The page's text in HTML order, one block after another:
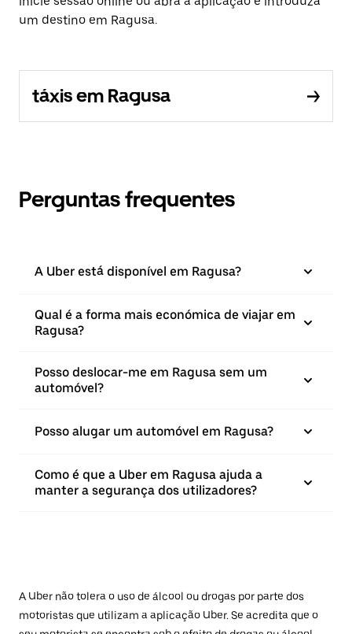
um destino em Ragusa.
táxis em Ragusa
Perguntas frequentes
A Uber está disponível em Ragusa?
Qual é a forma mais económica de viajar em
Ragusa?
Posso deslocar-me em Ragusa sem um
automóvel?
Posso alugar um automóvel em Ragusa?
Como é que a Uber em Ragusa ajuda a
manter a segurança dos utilizadores?
A Uber não tolera o uso de álcool ou drogas por parte dos
motoristas que utilizam a aplicação Uber. Se acredita que o